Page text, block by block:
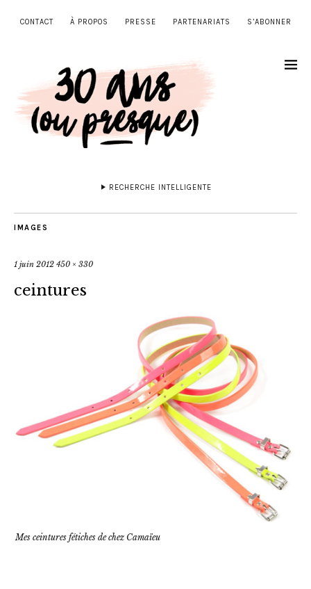
CONTACT À PROPOS PRESSE PARTENARIATS S’ABONNER
RECHERCHE INTELLIGENTE
IMAGES
1 juin 2012 450 × 330
ceintures
Mes ceintures fétiches de chez Camaïeu